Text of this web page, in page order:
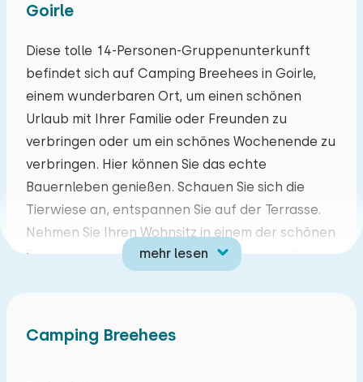
Goirle
Diese tolle 14-Personen-Gruppenunterkunft
befindet sich auf Camping Breehees in Goirle,
einem wunderbaren Ort, um einen schönen
Urlaub mit Ihrer Familie oder Freunden zu
verbringen oder um ein schönes Wochenende zu
verbringen. Hier können Sie das echte
Bauernleben genießen. Schauen Sie sich die
Tierwiese an, entspannen Sie auf der Terrasse.
Nehmen Sie Ihren Wohnsitz in einem der schönen
Ferienhäuser. In der Zwischenzeit können Sie die
Beispiel allen Arten von schönen Spielen im
mehr lesen
Mo Di Mi Do Fr Sa So
27 28 29 30 31 01 02
03 04 05 06 07 08
10 11 12 13 14 15
17 18 19 20 21 22 23
Camping Breehees